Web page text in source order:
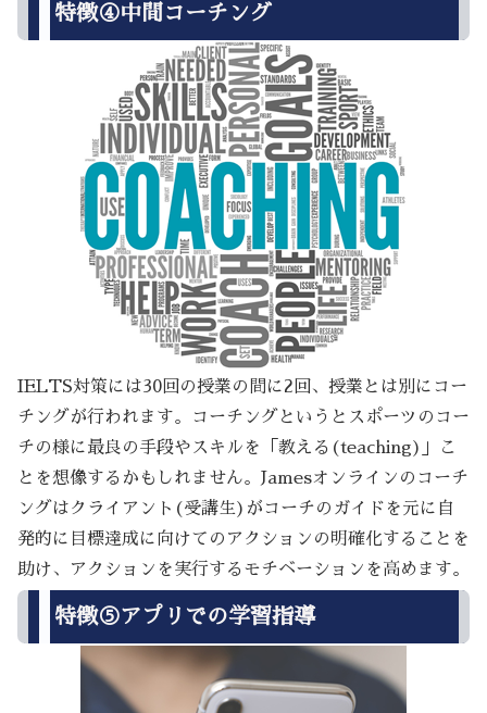
特徴④中間コーチング
IELTS対策には30回の授業の間に2回、授業とは別にコー
チングが行われます。コーチングというとスポーツのコー
チの様に最良の手段やスキルを「教える(teaching)」こ
とを想像するかもしれません。Jamesオンラインのコーチ
ングはクライアント(受講生)がコーチのガイドを元に自
発的に目標達成に向けてのアクションの明確化することを
助け、アクションを実行するモチベーションを高めます。
特徴⑤アプリでの学習指導